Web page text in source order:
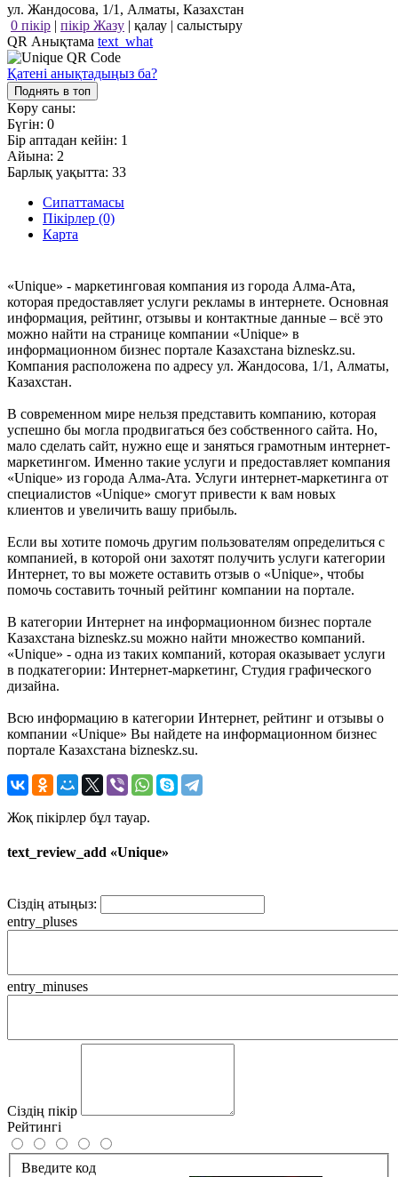
ул. Жандосова, 1/1, Алматы, Казахстан
0 пікір | пікір Жазу | қалау | салыстыру
QR Анықтама text_what
Қатені анықтадыңыз ба?
Поднять в топ
Көру саны:
Бүгін: 0
Бір аптадан кейін: 1
Айына: 2
Барлық уақытта: 33
Сипаттамасы
Пікірлер (0)
Карта
«Unique» - маркетинговая компания из города Алма-Ата,
которая предоставляет услуги рекламы в интернете. Основная
информация, рейтинг, отзывы и контактные данные – всё это
можно найти на странице компании «Unique» в
информационном бизнес портале Казахстана bizneskz.su.
Компания расположена по адресу ул. Жандосова, 1/1, Алматы,
Казахстан.
В современном мире нельзя представить компанию, которая
успешно бы могла продвигаться без собственного сайта. Но,
мало сделать сайт, нужно еще и заняться грамотным интернет-
маркетингом. Именно такие услуги и предоставляет компания
«Unique» из города Алма-Ата. Услуги интернет-маркетинга от
специалистов «Unique» смогут привести к вам новых
клиентов и увеличить вашу прибыль.
Если вы хотите помочь другим пользователям определиться с
компанией, в которой они захотят получить услуги категории
Интернет, то вы можете оставить отзыв о «Unique», чтобы
помочь составить точный рейтинг компании на портале.
В категории Интернет на информационном бизнес портале
Казахстана bizneskz.su можно найти множество компаний.
«Unique» - одна из таких компаний, которая оказывает услуги
в подкатегории: Интернет-маркетинг, Студия графического
дизайна.
Всю информацию в категории Интернет, рейтинг и отзывы о
компании «Unique» Вы найдете на информационном бизнес
портале Казахстана bizneskz.su.
Жоқ пікірлер бұл тауар.
text_review_add «Unique»
Сіздің атыңыз:
entry_pluses
entry_minuses
Сіздің пікір
Рейтингі
Введите код